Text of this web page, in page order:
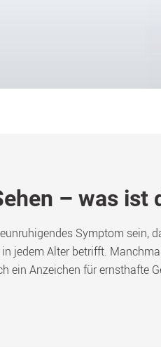
– was ist
Symptom
jedem Alter betrifft.
ein Anzeichen für ernsthafte